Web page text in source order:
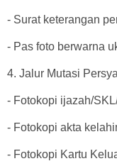
- Surat keterangan
- Pas foto berwarna
4. Jalur Mutasi
- Fotokopi ijazah/
- Fotokopi akta
- Fotokopi Kartu